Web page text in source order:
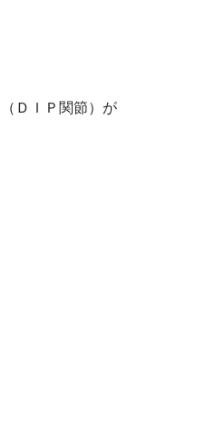
ＤＩＰ関節）が